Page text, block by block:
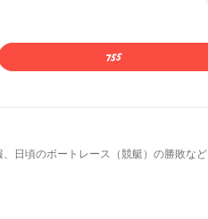
日頃のボートレース（競艇）の勝敗など